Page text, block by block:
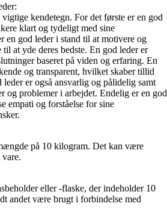
kendetegn. For det første er en god
klart og tydeligt med sine
en god leder i stand til at motivere og
at yde deres bedste. En god leder er
baseret på viden og erfaring. En
og transparent, hvilket skaber tillid
leder er også ansvarlig og pålidelig samt
og problemer i arbejdet. Endelig er en god
empati og forståelse for sine
på 10 kilogram. Det kan være
eller -flaske, der indeholder 10
andet være brugt i forbindelse med